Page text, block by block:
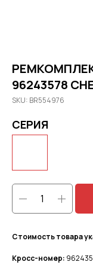
96243578
SKU: BR554976
СЕРИЯ
Стоимость товара
Кросс-номер: